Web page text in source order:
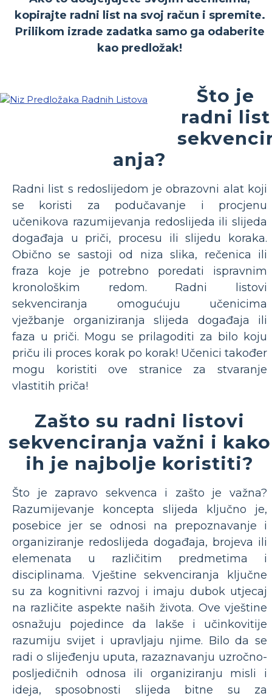
kopirajte radni list na svoj račun i spremite.
Prilikom izrade zadatka samo ga odaberite
kao predložak!
Što je
radni list
anja?
Radni list s redoslijedom je obrazovni alat koji
se koristi za podučavanje i procjenu
učenikova razumijevanja redoslijeda ili slijeda
događaja u priči, procesu ili slijedu koraka.
Obično se sastoji od niza slika, rečenica ili
fraza koje je potrebno poredati ispravnim
kronološkim redom. Radni listovi
sekvenciranja omogućuju učenicima
vježbanje organiziranja slijeda događaja ili
faza u priči. Mogu se prilagoditi za bilo koju
priču ili proces korak po korak! Učenici također
mogu koristiti ove stranice za stvaranje
vlastitih priča!
Zašto su radni listovi
sekvenciranja važni i kako
ih je najbolje koristiti?
Što je zapravo sekvenca i zašto je važna?
Razumijevanje koncepta slijeda ključno je,
posebice jer se odnosi na prepoznavanje i
organiziranje redoslijeda događaja, brojeva ili
elemenata u različitim predmetima i
disciplinama. Vještine sekvenciranja ključne
su za kognitivni razvoj i imaju dubok utjecaj
na različite aspekte naših života. Ove vještine
osnažuju pojedince da lakše i učinkovitije
razumiju svijet i upravljaju njime. Bilo da se
radi o slijeđenju uputa, razaznavanju uzročno-
posljedičnih odnosa ili organiziranju misli i
ideja, sposobnosti slijeda bitne su za